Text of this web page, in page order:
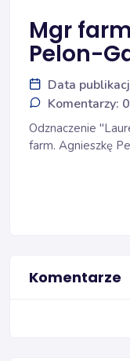
Mgr
Pelon-
Data
Komentarzy: 0
Odznaczenie
farm. Agnieszkę
Komentarze